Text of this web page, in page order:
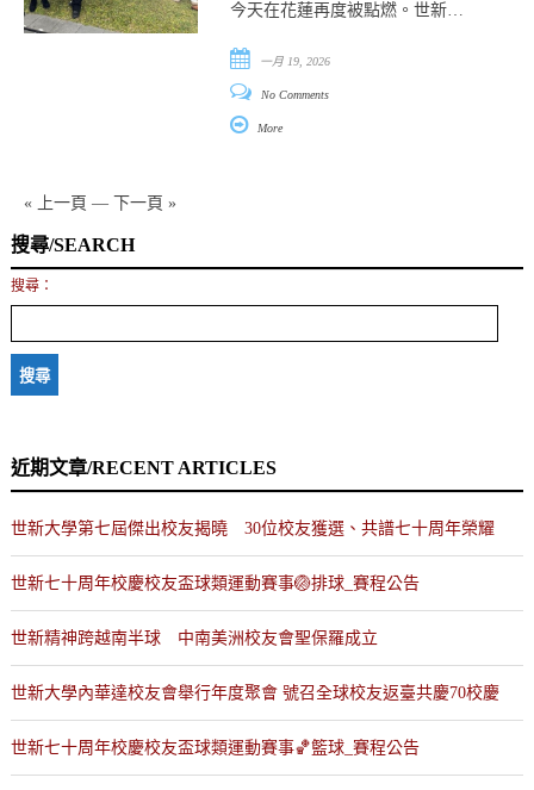
今天在花蓮再度被點燃。世新…
一月 19, 2026
No Comments
More
« 上一頁 — 下一頁 »
搜尋/SEARCH
搜尋：
近期文章/RECENT ARTICLES
世新大學第七屆傑出校友揭曉 30位校友獲選、共譜七十周年榮耀
世新七十周年校慶校友盃球類運動賽事🏐排球_賽程公告
世新精神跨越南半球 中南美洲校友會聖保羅成立
世新大學內華達校友會舉行年度聚會 號召全球校友返臺共慶70校慶
世新七十周年校慶校友盃球類運動賽事🏀籃球_賽程公告